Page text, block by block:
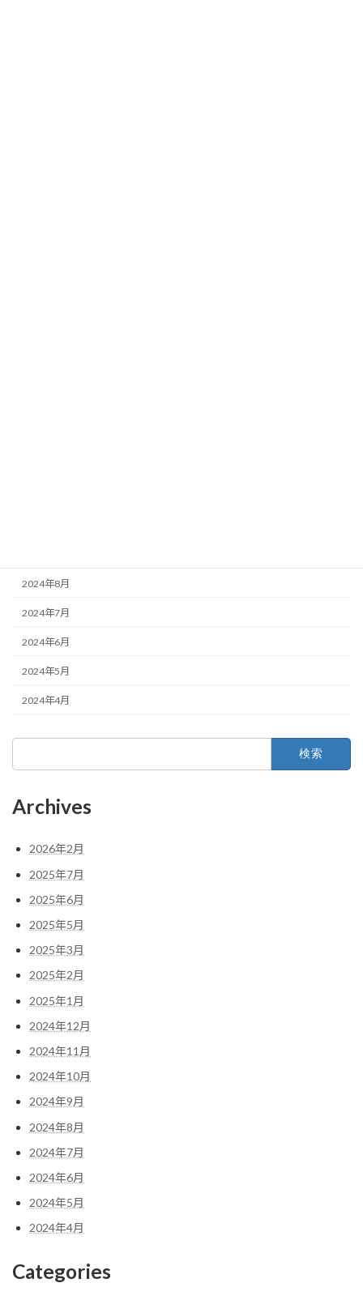
2024年8月
2024年7月
2024年6月
2024年5月
2024年4月
Archives
2026年2月
2025年7月
2025年6月
2025年5月
2025年3月
2025年2月
2025年1月
2024年12月
2024年11月
2024年10月
2024年9月
2024年8月
2024年7月
2024年6月
2024年5月
2024年4月
Categories